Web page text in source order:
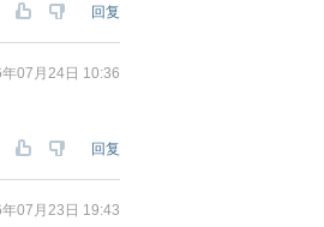
回复
07月24日 10:36
回复
07月23日 19:43